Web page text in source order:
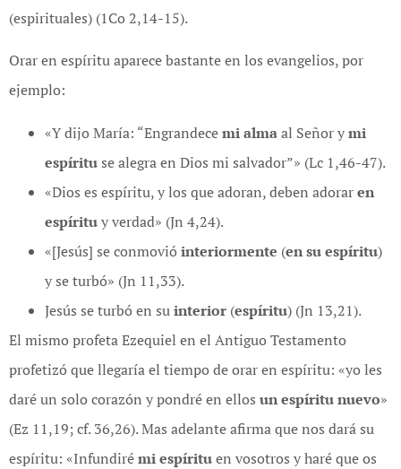
(espirituales) (1Co 2,14-15).
Orar en espíritu aparece bastante en los evangelios, por
ejemplo:
«Y dijo María: “Engrandecemi almaal Señor ymi
espírituse alegra en Dios mi salvador”» (Lc 1,46-47).
«Dios es espíritu, y los que adoran, deben adoraren
espírituy verdad» (Jn 4,24).
«[Jesús] se conmovióinteriormente (en su espíritu)
y se turbó» (Jn 11,33).
Jesús se turbó en suinterior (espíritu) (Jn 13,21).
El mismo profeta Ezequiel en el Antiguo Testamento
profetizó que llegaría el tiempo de orar en espíritu: «yo les
daré un solo corazón y pondré en ellos un espíritu nuevo»
(Ez 11,19; cf. 36,26). Mas adelante afirma que nos dará su
espíritu: «Infundirémi espírituen vosotros y haré que os